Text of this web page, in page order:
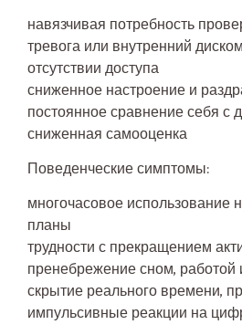
навязчивая потребность
тревога или внутренний
отсутствии доступа
сниженное настроение и
постоянное сравнение себя с
сниженная самооценка
Поведенческие симптомы:
многочасовое использование
планы
трудности с прекращением
пренебрежение сном,
скрытие реального времени,
импульсивные реакции на